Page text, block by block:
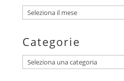
Archivi
Categorie
Categorie